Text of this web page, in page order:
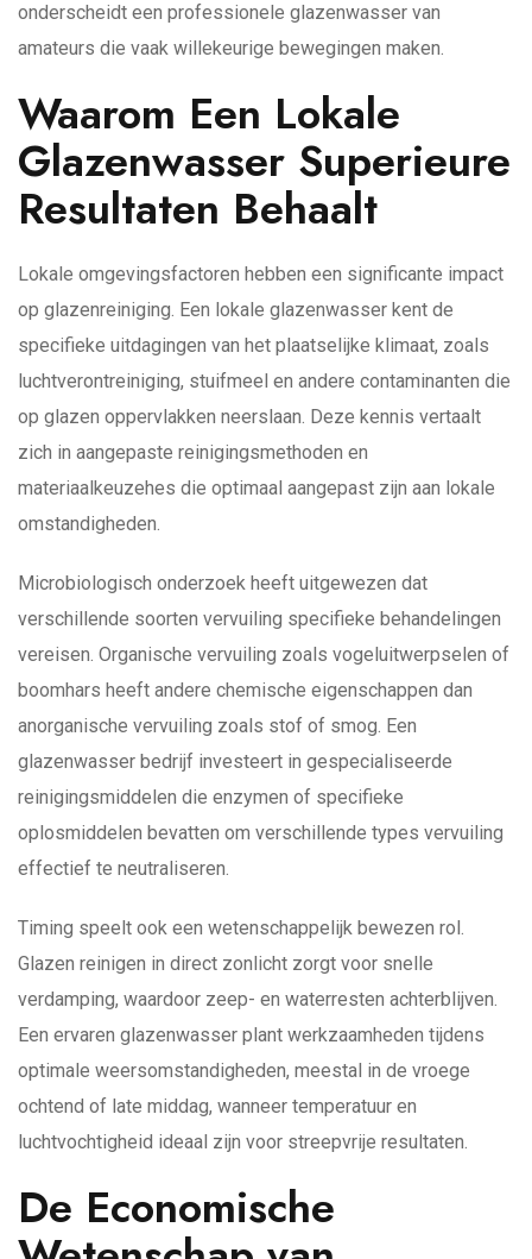
onderscheidt een professionele glazenwasser van
amateurs die vaak willekeurige bewegingen maken.
Waarom Een Lokale
Glazenwasser Superieure
Resultaten Behaalt
Lokale omgevingsfactoren hebben een significante impact
op glazenreiniging. Een lokale glazenwasser kent de
specifieke uitdagingen van het plaatselijke klimaat, zoals
luchtverontreiniging, stuifmeel en andere contaminanten die
op glazen oppervlakken neerslaan. Deze kennis vertaalt
zich in aangepaste reinigingsmethoden en
materiaalkeuzehes die optimaal aangepast zijn aan lokale
omstandigheden.
Microbiologisch onderzoek heeft uitgewezen dat
verschillende soorten vervuiling specifieke behandelingen
vereisen. Organische vervuiling zoals vogeluitwerpselen of
boomhars heeft andere chemische eigenschappen dan
anorganische vervuiling zoals stof of smog. Een
glazenwasser bedrijf investeert in gespecialiseerde
reinigingsmiddelen die enzymen of specifieke
oplosmiddelen bevatten om verschillende types vervuiling
effectief te neutraliseren.
Timing speelt ook een wetenschappelijk bewezen rol.
Glazen reinigen in direct zonlicht zorgt voor snelle
verdamping, waardoor zeep- en waterresten achterblijven.
Een ervaren glazenwasser plant werkzaamheden tijdens
optimale weersomstandigheden, meestal in de vroege
ochtend of late middag, wanneer temperatuur en
luchtvochtigheid ideaal zijn voor streepvrije resultaten.
De Economische